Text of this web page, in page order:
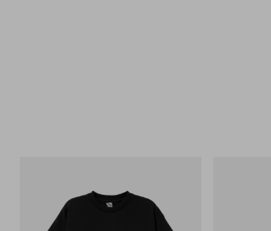
Billionaire Boys Club X Initial D Cotton T-
쇼핑하기